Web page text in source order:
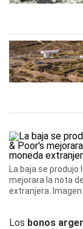
La baja se
mejorara la nota
extranjera.
Los bonos